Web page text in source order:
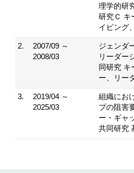
理学的研
研究Ｃ キ
イピング
2.
2007/09 ～
2008/03
ジェンダ
リーダー
同研究 キ
ー、リー
3.
2019/04 ～
2025/03
組織にお
プの阻害
ー・ギャ
共同研究